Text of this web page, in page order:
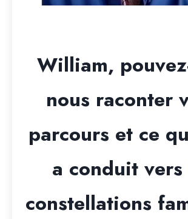
William,
nous raconter
parcours et ce
a conduit vers
constellations